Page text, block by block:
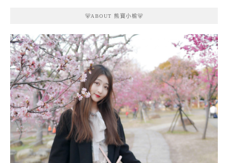
🐻ABOUT 熊寶小榆🐻